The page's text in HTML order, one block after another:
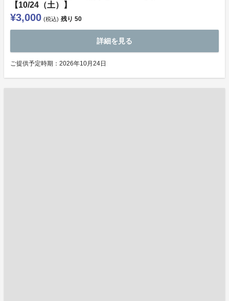
【10/24（土）】
¥3,000 (税込) 残り 50
詳細を見る
ご提供予定時期：2026年10月24日